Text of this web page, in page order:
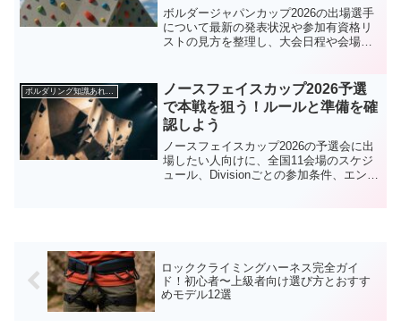
ボルダージャパンカップ2026の出場選手
について最新の発表状況や参加有資格リ
ストの見方を整理し、大会日程や会場情
て観る人でも流れが分かるように基礎用
語とチェックのコツもやさしく解説しま
す。
ノースフェイスカップ2026予選
で本戦を狙う！ルールと準備を確
認しよう
ノースフェイスカップ2026の予選会に出
場したい人向けに、全国11会場のスケジ
ュール、Divisionごとの参加条件、エント
ロッククライミングハーネス完全ガイ
ド！初心者〜上級者向け選び方とおすす
めモデル12選